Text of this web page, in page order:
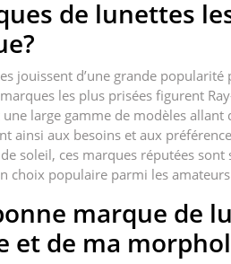
de lunettes
jouissent d’une grande
les plus prisées figurent
large gamme de modèles allant
ainsi aux besoins et aux
soleil, ces marques réputées sont
choix populaire parmi les
marque de
et de ma